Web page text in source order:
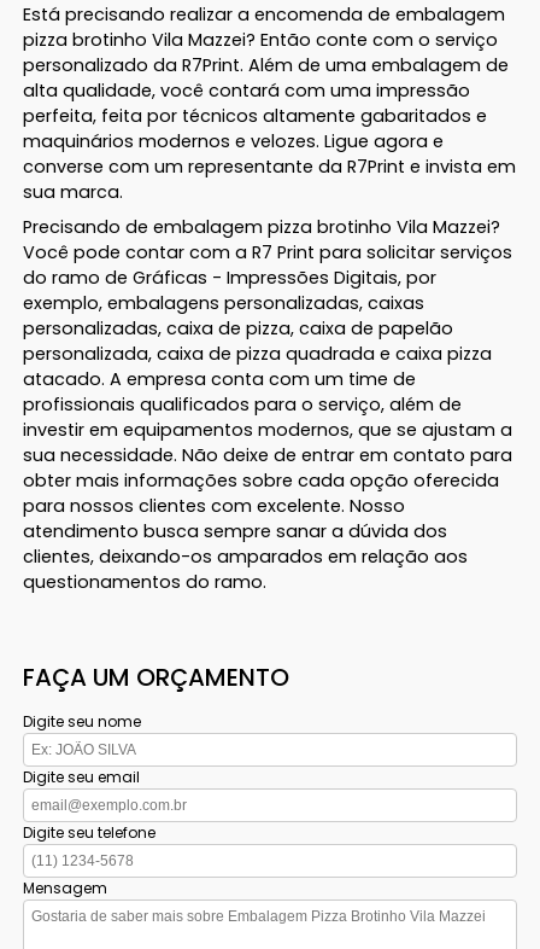
Está precisando realizar a encomenda de embalagem
pizza brotinho Vila Mazzei? Então conte com o serviço
personalizado da R7Print. Além de uma embalagem de
alta qualidade, você contará com uma impressão
perfeita, feita por técnicos altamente gabaritados e
maquinários modernos e velozes. Ligue agora e
converse com um representante da R7Print e invista em
sua marca.
Precisando de embalagem pizza brotinho Vila Mazzei?
Você pode contar com a R7 Print para solicitar serviços
do ramo de Gráficas - Impressões Digitais, por
exemplo, embalagens personalizadas, caixas
personalizadas, caixa de pizza, caixa de papelão
personalizada, caixa de pizza quadrada e caixa pizza
atacado. A empresa conta com um time de
profissionais qualificados para o serviço, além de
investir em equipamentos modernos, que se ajustam a
sua necessidade. Não deixe de entrar em contato para
obter mais informações sobre cada opção oferecida
para nossos clientes com excelente. Nosso
atendimento busca sempre sanar a dúvida dos
clientes, deixando-os amparados em relação aos
questionamentos do ramo.
FAÇA UM ORÇAMENTO
Digite seu nome
Digite seu email
Digite seu telefone
Mensagem